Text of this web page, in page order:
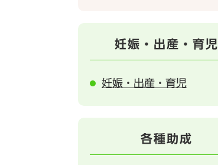
妊娠・出産・育児
妊娠・出産・育児
各種助成